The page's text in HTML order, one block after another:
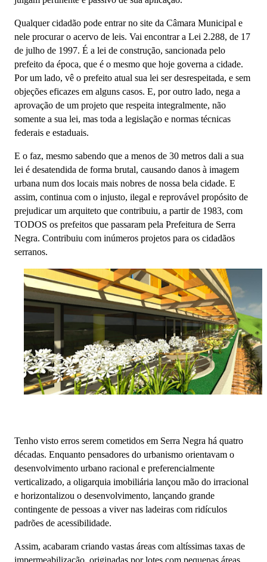
Qualquer cidadão pode entrar no site da Câmara Municipal e
nele procurar o acervo de leis. Vai encontrar a Lei 2.288, de 17
de julho de 1997. É a lei de construção, sancionada pelo
prefeito da época, que é o mesmo que hoje governa a cidade.
Por um lado, vê o prefeito atual sua lei ser desrespeitada, e sem
objeções eficazes em alguns casos. E, por outro lado, nega a
aprovação de um projeto que respeita integralmente, não
somente a sua lei, mas toda a legislação e normas técnicas
federais e estaduais.
E o faz, mesmo sabendo que a menos de 30 metros dali a sua
lei é desatendida de forma brutal, causando danos à imagem
urbana num dos locais mais nobres de nossa bela cidade. E
assim, continua com o injusto, ilegal e reprovável propósito de
prejudicar um arquiteto que contribuiu, a partir de 1983, com
TODOS os prefeitos que passaram pela Prefeitura de Serra
Negra. Contribuiu com inúmeros projetos para os cidadãos
serranos.
Tenho visto erros serem cometidos em Serra Negra há quatro
décadas. Enquanto pensadores do urbanismo orientavam o
desenvolvimento urbano racional e preferencialmente
verticalizado, a oligarquia imobiliária lançou mão do irracional
e horizontalizou o desenvolvimento, lançando grande
contingente de pessoas a viver nas ladeiras com ridículos
padrões de acessibilidade.
Assim, acabaram criando vastas áreas com altíssimas taxas de
impermeabilização, originadas por lotes com pequenas áreas